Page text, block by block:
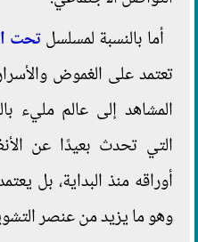
أما بالنسبة لمسلسلتحت
تعتمد على الغموض
المشاهد إلى عالم مليء
التي تحدث بعيدًا عن
أوراقه منذ البداية، بل
وهو ما يزيد من عنصر